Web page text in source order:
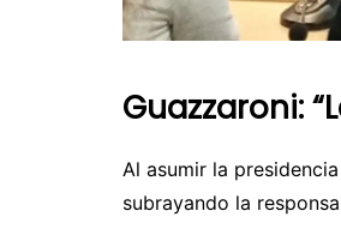
Guazzaroni:
Al asumir la
subrayando la